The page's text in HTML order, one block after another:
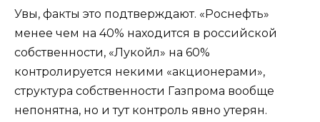
Увы, факты это подтверждают. «Роснефть»
менее чем на 40% находится в российской
собственности, «Лукойл» на 60%
контролируется некими «акционерами»,
структура собственности Газпрома вообще
непонятна, но и тут контроль явно утерян.